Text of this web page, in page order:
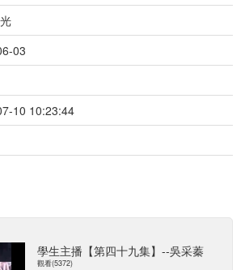
03
10 10:23:44
學生主播【第四十九集】--吳采蓁
觀看(5372)